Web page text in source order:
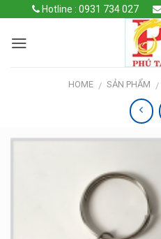
content
Hotline : 0931 734 027
HOME / SẢN PHẨM /